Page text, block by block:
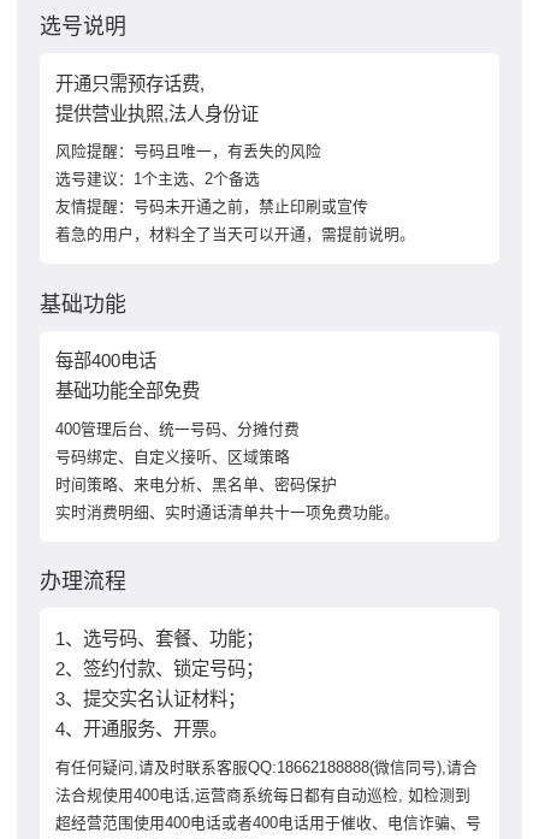
选号说明
开通只需预存话费,
提供营业执照,法人身份证
风险提醒：号码且唯一，有丢失的风险
选号建议：1个主选、2个备选
友情提醒：号码未开通之前，禁止印刷或宣传
着急的用户，材料全了当天可以开通，需提前说明。
基础功能
每部400电话
基础功能全部免费
400管理后台、统一号码、分摊付费
号码绑定、自定义接听、区域策略
时间策略、来电分析、黑名单、密码保护
实时消费明细、实时通话清单共十一项免费功能。
办理流程
1、选号码、套餐、功能；
2、签约付款、锁定号码；
3、提交实名认证材料；
4、开通服务、开票。
有任何疑问,请及时联系客服QQ:18662188888(微信同号),请合
法合规使用400电话,运营商系统每日都有自动巡检, 如检测到
超经营范围使用400电话或者400电话用于催收、电信诈骗、号